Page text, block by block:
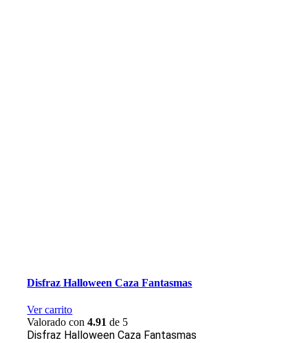
Disfraz Halloween Caza Fantasmas
Ver carrito
Valorado con4.91 de 5
Disfraz Halloween Caza Fantasmas